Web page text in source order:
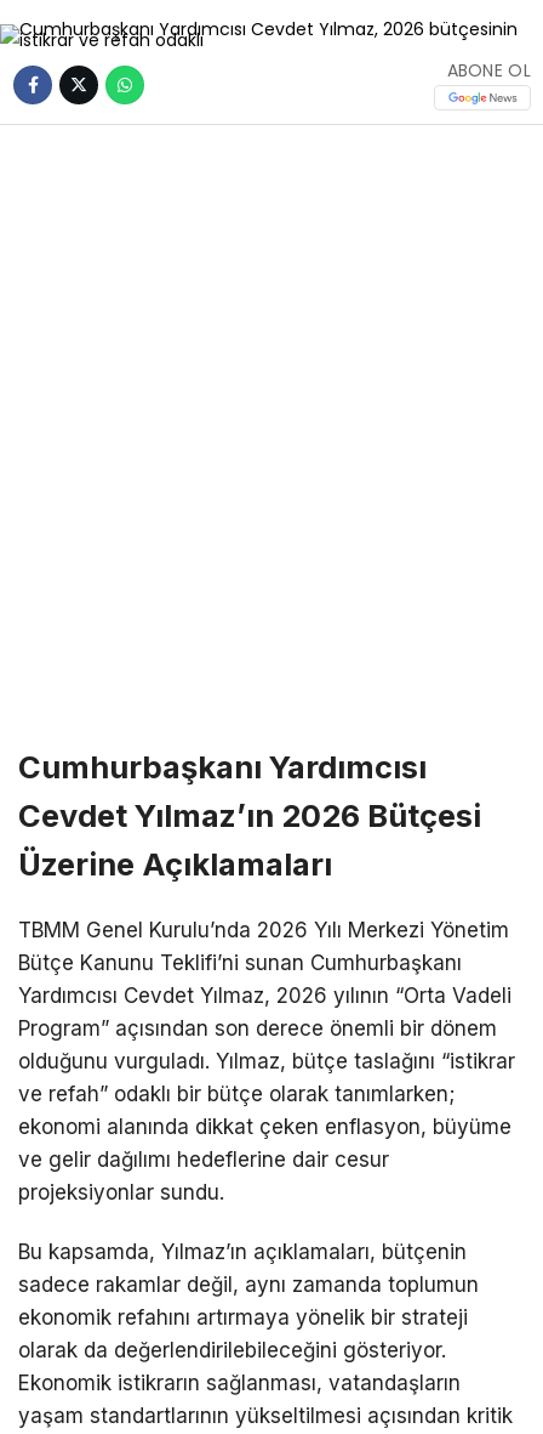
ABONE OL
Cumhurbaşkanı Yardımcısı
Cevdet Yılmaz’ın 2026 Bütçesi
Üzerine Açıklamaları
TBMM Genel Kurulu’nda 2026 Yılı Merkezi Yönetim
Bütçe Kanunu Teklifi’ni sunan Cumhurbaşkanı
Yardımcısı Cevdet Yılmaz, 2026 yılının “Orta Vadeli
Program” açısından son derece önemli bir dönem
olduğunu vurguladı. Yılmaz, bütçe taslağını “istikrar
ve refah” odaklı bir bütçe olarak tanımlarken;
ekonomi alanında dikkat çeken enflasyon, büyüme
ve gelir dağılımı hedeflerine dair cesur
projeksiyonlar sundu.
Bu kapsamda, Yılmaz’ın açıklamaları, bütçenin
sadece rakamlar değil, aynı zamanda toplumun
ekonomik refahını artırmaya yönelik bir strateji
olarak da değerlendirilebileceğini gösteriyor.
Ekonomik istikrarın sağlanması, vatandaşların
yaşam standartlarının yükseltilmesi açısından kritik